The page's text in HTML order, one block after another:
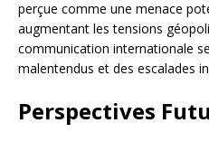
perçue comme une menace
augmentant les tensions
communication internationale
malentendus et des escalades
Perspectives